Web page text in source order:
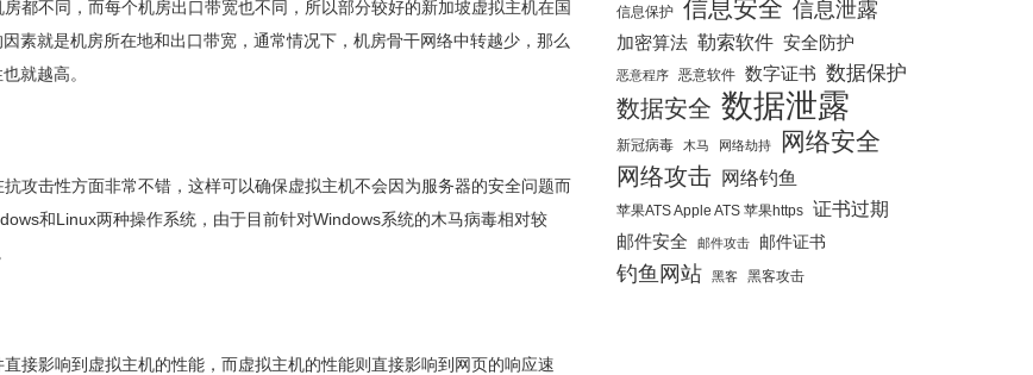
都不同，而每个机房出口带宽也不同，所以部分较好的新加坡虚拟主机在国
素就是机房所在地和出口带宽，通常情况下，机房骨干网络中转越少，那么
就越高。
攻击性方面非常不错，这样可以确保虚拟主机不会因为服务器的安全问题而
和Linux两种操作系统，由于目前针对Windows系统的木马病毒相对较
接影响到虚拟主机的性能，而虚拟主机的性能则直接影响到网页的响应速
信息保护 信息安全 信息泄露
加密算法 勒索软件 安全防护
恶意程序 恶意软件 数字证书 数据保护
数据安全 数据泄露
新冠病毒 木马 网络劫持 网络安全
网络攻击 网络钓鱼
苹果ATS Apple ATS 苹果https
证书过期
邮件安全
邮件攻击 邮件证书
钓鱼网站 黑客 黑客攻击